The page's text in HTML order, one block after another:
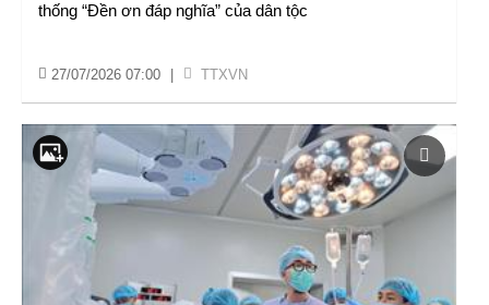
thống “Đền ơn đáp nghĩa” của dân tộc
27/07/2026 07:00 TTXVN